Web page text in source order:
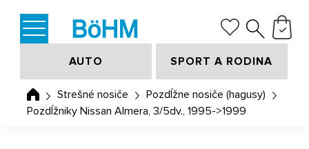
AUTO SPORT A RODINA
Strešné nosiče
Pozdĺžne nosiče (hagusy)
Pozdĺžniky Nissan Almera, 3/5dv., 1995->1999